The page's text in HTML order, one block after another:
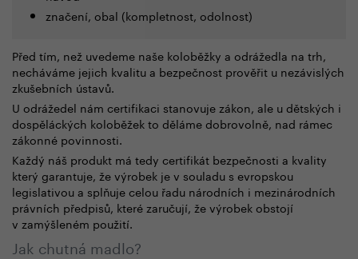
značení, obal (kompletnost, odolnost)
Před tím, než uvedeme naše koloběžky a odrážedla na trh,
necháváme jejich kvalitu a bezpečnost prověřit u nezávislých
zkušebních ústavů.
U odrážedel nám certifikaci stanovuje zákon, ale u dětských i
dospěláckých koloběžek to děláme dobrovolně, nad rámec
zákonné povinnosti.
Každý náš produkt má tedy certifikát bezpečnosti a kvality
který garantuje, že výrobek je v souladu s evropskou
legislativou a splňuje celou řadu národních i mezinárodních
právních předpisů, které zaručují, že výrobek obstojí
v zamýšleném použití.
Jak chutná madlo?